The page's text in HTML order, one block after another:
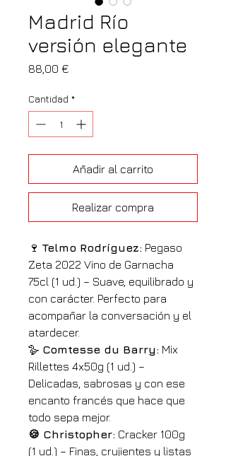
Madrid Río
versión elegante
88,00 €
Cantidad *
Añadir al carrito
Realizar compra
🍷 Telmo Rodríguez: Pegaso
Zeta 2022 Vino de Garnacha
75cl (1 ud.) – Suave, equilibrado y
con carácter. Perfecto para
acompañar la conversación y el
atardecer.
🪿 Comtesse du Barry: Mix
Rillettes 4x50g (1 ud.) –
Delicadas, sabrosas y con ese
encanto francés que hace que
todo sepa mejor.
🍪 Christopher: Cracker 100g
(1 ud.) – Finas, crujientes y listas